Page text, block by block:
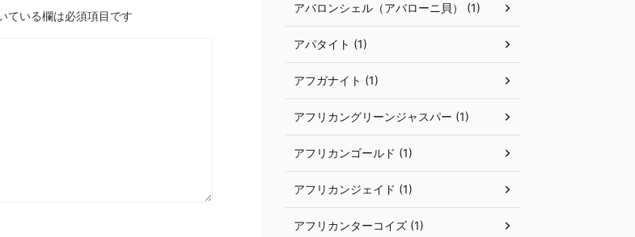
ている欄は必須項目です
アバロンシェル（アバローニ貝） (1)
アパタイト (1)
アフガナイト (1)
アフリカングリーンジャスパー (1)
アフリカンゴールド (1)
アフリカンジェイド (1)
アフリカンターコイズ (1)